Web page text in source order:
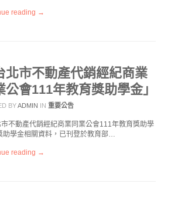
reading →
北市不動產代銷經紀商業
公會111年教育獎助學金」
BYADMIN IN 重要公告
市不動產代銷經紀商業同業公會111年教育獎助學
助學金相關資料，已刊登於教育部…
reading →